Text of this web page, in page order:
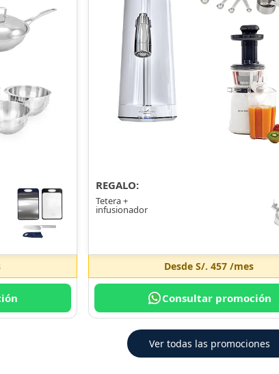
REGALO:
Tetera +
infusionador
DesdeS/. 457 /mes
Consultar promoción
Ver todas las promociones